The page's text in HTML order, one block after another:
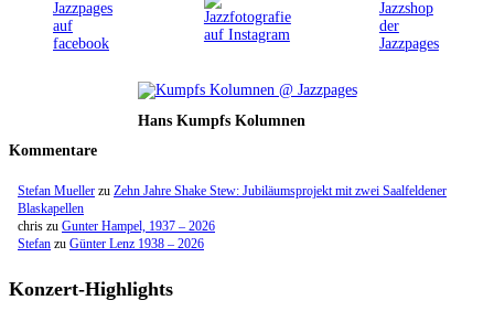
Hans Kumpfs Kolumnen
Kommentare
Stefan Mueller zu Zehn Jahre Shake Stew: Jubiläumsprojekt mit zwei Saalfeldener
Blaskapellen
chris zu Gunter Hampel, 1937 – 2026
Stefan zu Günter Lenz 1938 – 2026
Konzert-Highlights